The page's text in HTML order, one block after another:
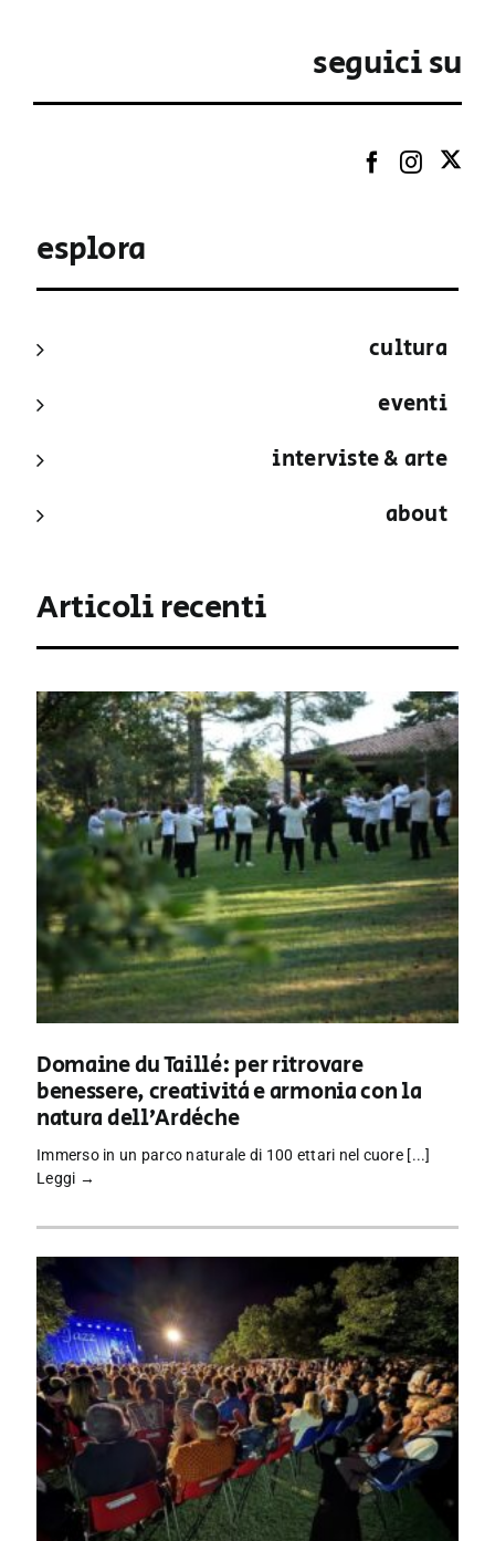
seguici su
esplora
cultura
eventi
interviste & arte
about
Articoli recenti
Domaine du Taillé: per ritrovare
benessere, creatività e armonia con la
natura dell’Ardèche
Immerso in un parco naturale di 100 ettari nel cuore [...]
Leggi →